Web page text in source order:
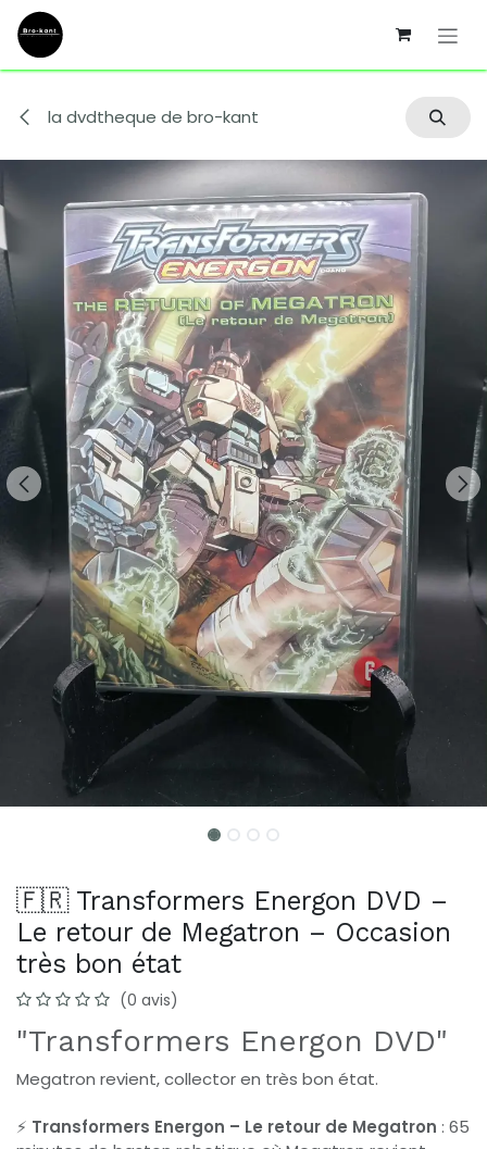
Se rendre au contenu
la dvdtheque de bro-kant
🇫🇷 Transformers Energon DVD –
Le retour de Megatron – Occasion
très bon état
(0 avis)
"Transformers Energon DVD"
Megatron revient, collector en très bon état.
⚡ Transformers Energon – Le retour de Megatron : 65